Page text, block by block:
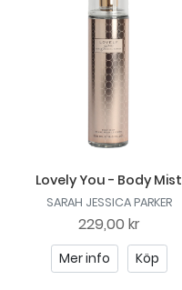
Lovely You - Body Mist
SARAH JESSICA PARKER
229,00 kr
Mer info Köp